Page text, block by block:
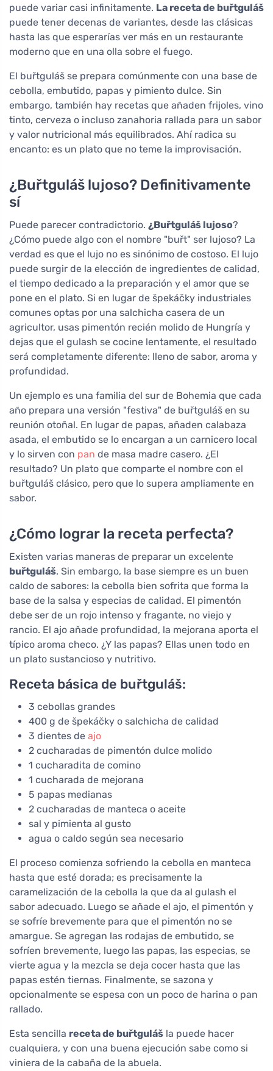
puede variar casi infinitamente. La receta de buřtguláš
puede tener decenas de variantes, desde las clásicas
hasta las que esperarías ver más en un restaurante
moderno que en una olla sobre el fuego.
El buřtguláš se prepara comúnmente con una base de
cebolla, embutido, papas y pimiento dulce. Sin
embargo, también hay recetas que añaden frijoles, vino
tinto, cerveza o incluso zanahoria rallada para un sabor
y valor nutricional más equilibrados. Ahí radica su
encanto: es un plato que no teme la improvisación.
¿Buřtguláš lujoso? Definitivamente
sí
Puede parecer contradictorio. ¿Buřtguláš lujoso?
¿Cómo puede algo con el nombre "buřt" ser lujoso? La
verdad es que el lujo no es sinónimo de costoso. El lujo
puede surgir de la elección de ingredientes de calidad,
el tiempo dedicado a la preparación y el amor que se
pone en el plato. Si en lugar de špekáčky industriales
comunes optas por una salchicha casera de un
agricultor, usas pimentón recién molido de Hungría y
dejas que el gulash se cocine lentamente, el resultado
será completamente diferente: lleno de sabor, aroma y
profundidad.
Un ejemplo es una familia del sur de Bohemia que cada
año prepara una versión "festiva" de buřtguláš en su
reunión otoñal. En lugar de papas, añaden calabaza
asada, el embutido se lo encargan a un carnicero local
y lo sirven con pan de masa madre casero. ¿El
resultado? Un plato que comparte el nombre con el
buřtguláš clásico, pero que lo supera ampliamente en
sabor.
¿Cómo lograr la receta perfecta?
Existen varias maneras de preparar un excelente
buřtguláš. Sin embargo, la base siempre es un buen
caldo de sabores: la cebolla bien sofrita que forma la
base de la salsa y especias de calidad. El pimentón
debe ser de un rojo intenso y fragante, no viejo y
rancio. El ajo añade profundidad, la mejorana aporta el
típico aroma checo. ¿Y las papas? Ellas unen todo en
un plato sustancioso y nutritivo.
Receta básica de buřtguláš:
3 cebollas grandes
400 g de špekáčky o salchicha de calidad
3 dientes de ajo
2 cucharadas de pimentón dulce molido
1 cucharadita de comino
1 cucharada de mejorana
5 papas medianas
2 cucharadas de manteca o aceite
sal y pimienta al gusto
agua o caldo según sea necesario
El proceso comienza sofriendo la cebolla en manteca
hasta que esté dorada; es precisamente la
caramelización de la cebolla la que da al gulash el
sabor adecuado. Luego se añade el ajo, el pimentón y
se sofríe brevemente para que el pimentón no se
amargue. Se agregan las rodajas de embutido, se
sofríen brevemente, luego las papas, las especias, se
vierte agua y la mezcla se deja cocer hasta que las
papas estén tiernas. Finalmente, se sazona y
opcionalmente se espesa con un poco de harina o pan
rallado.
Esta sencilla receta de buřtguláš la puede hacer
cualquiera, y con una buena ejecución sabe como si
viniera de la cabaña de la abuela.